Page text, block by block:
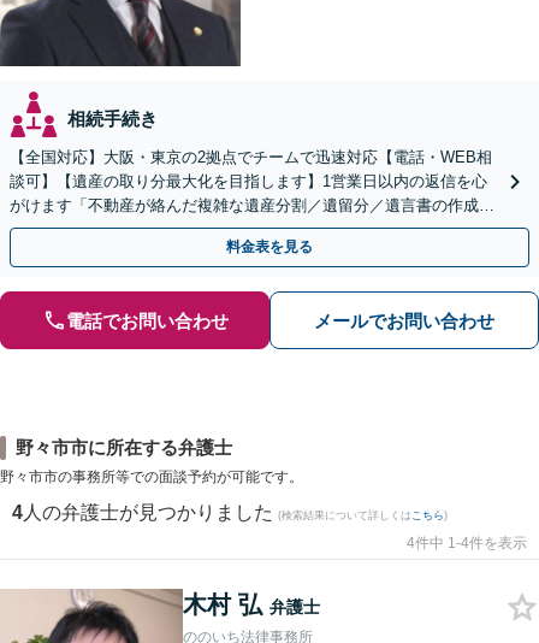
相続手続き
【全国対応】大阪・東京の2拠点でチームで迅速対応【電話・WEB相
談可】【遺産の取り分最大化を目指します】1営業日以内の返信を心
がけます「不動産が絡んだ複雑な遺産分割／遺留分／遺言書の作成・
執行／事業承継など、お任せください」【休日相談あり】
料金表を見る
電話でお問い合わせ メールでお問い合わせ
野々市市に所在する弁護士
野々市市の事務所等での面談予約が可能です。
4 人の弁護士が見つかりました (検索結果について詳しくは こちら)
4件中 1-4件を表示
木村 弘 弁護士
ののいち法律事務所